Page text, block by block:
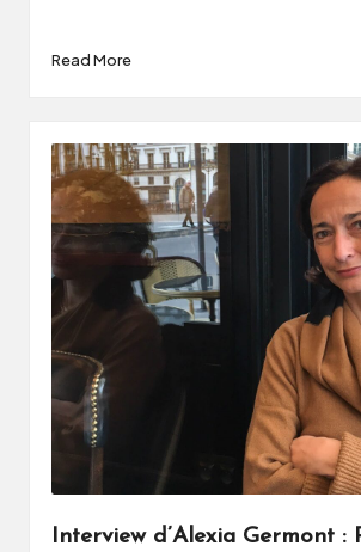
Read More
Interview d’Alexia Germont :